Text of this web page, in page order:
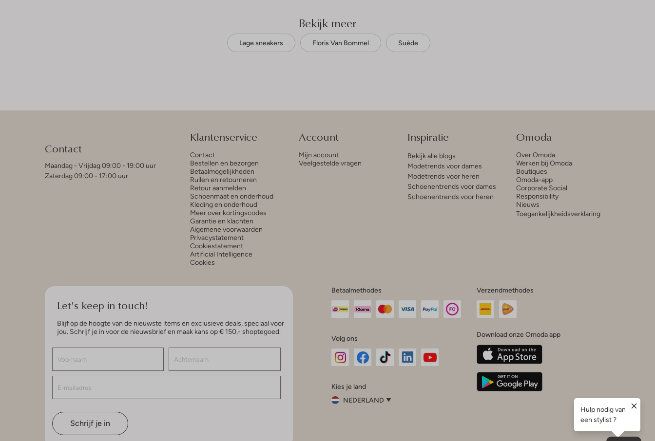
Bekijk meer
Lage sneakers Floris Van Bommel Suède
Contact
Maandag - Vrijdag 09:00 - 19:00 uur
Zaterdag 09:00 - 17:00 uur
Klantenservice
Contact
Bestellen en bezorgen
Betaalmogelijkheden
Ruilen en retourneren
Retour aanmelden
Schoenmaat en onderhoud
Kleding en onderhoud
Meer over kortingscodes
Garantie en klachten
Algemene voorwaarden
Privacystatement
Cookiestatement
Artificial Intelligence
Cookies
Account
Mijn account
Veelgestelde vragen
Inspiratie
Bekijk alle blogs
Modetrends voor dames
Modetrends voor heren
Schoenentrends voor dames
Schoenentrends voor heren
Omoda
Over Omoda
Werken bij Omoda
Boutiques
Omoda-app
Corporate Social
Responsibility
Nieuws
Toegankelijkheidsverklaring
Let's keep in touch!
Blijf op de hoogte van de nieuwste items en exclusieve deals, speciaal voor
jou. Schrijf je in voor de nieuwsbrief en maak kans op € 150,- shoptegoed.
Schrijf je in
Betaalmethodes
Volg ons
InstagramFacebook
Kies je land
NEDERLAND
Verzendmethodes
Download onze Omoda app